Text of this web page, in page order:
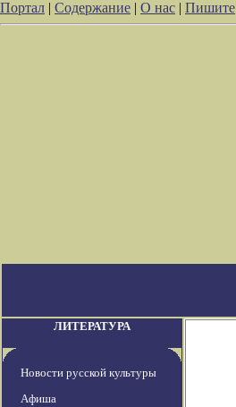
Портал | Содержание | О нас | Пишите
ЛИТЕРАТУРА
Новости русской культуры
Афиша